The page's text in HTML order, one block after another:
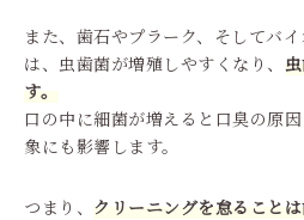
また、歯石やプラーク、そしてバ
は、虫歯菌が増殖しやすくなり、
す。
口の中に細菌が増えると口臭の原
象にも影響します。
つまり、 クリーニングを怠ること